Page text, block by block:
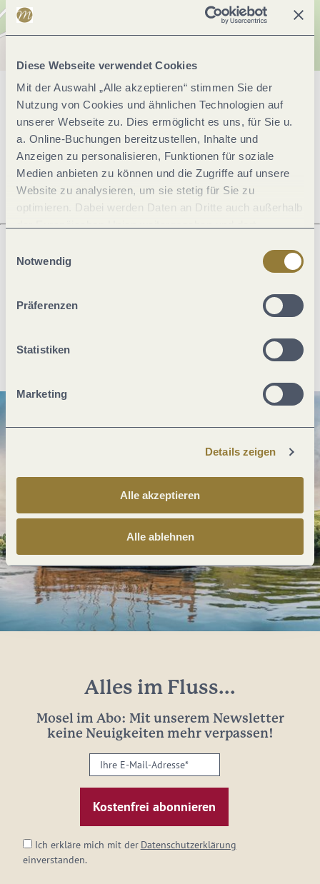
Diese Webseite verwendet Cookies
Mit der Auswahl „Alle akzeptieren“ stimmen Sie der
Nutzung von Cookies und ähnlichen Technologien auf
unserer Webseite zu. Dies ermöglicht es uns, für Sie u.
a. Online-Buchungen bereitzustellen, Inhalte und
Anzeigen zu personalisieren, Funktionen für soziale
Medien anbieten zu können und die Zugriffe auf unsere
Website zu analysieren, um sie stetig für Sie zu
optimieren. Dabei werden Daten an Dritte auch außerhalb
jederzeit widerrufen werden. Mit der Auswahl "Alle
ablehnen" kann es zu Beeinträchtigungen in der Nutzung
Notwendig
Präferenzen
Statistiken
Marketing
Details zeigen
Alle akzeptieren
Alle ablehnen
Allgemeine Informationen
Öffnungszeiten
Anreise planen PDF erzeugen
Alles im Fluss...
Mosel im Abo: Mit unserem Newsletter
keine Neuigkeiten mehr verpassen!
Ihre
E-
Mail-
Adresse:
Ich erkläre mich mit der Datenschutzerklärung
einverstanden.